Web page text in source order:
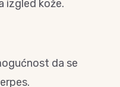
izgled kože.
da se